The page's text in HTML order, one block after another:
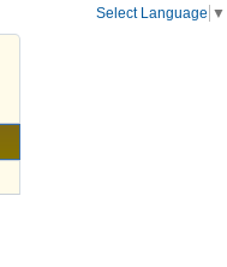
Select Language ▼